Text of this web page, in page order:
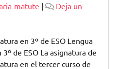
matute |
Deja un
en 3º de ESO Lengua
de ESO La asignatura de
en el tercer curso de